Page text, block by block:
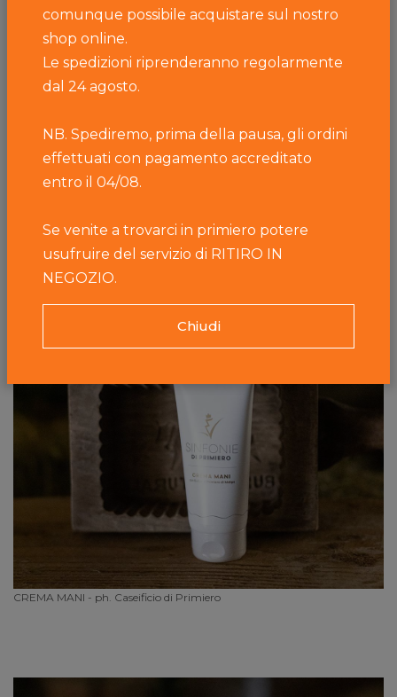
per il dopobarba
Ci sono poi: lacrema mani
di pelle, che garantisce un’efficace azione idratante;
crema corpoche rende la pelle tonica e
emolliente del Botìro, agli ingredienti idratanti e al
complesso di estratti di fiori; ilsiero dopobarba
idrata e favorisce la riparazione dei tessuti, dopo la
CREMA MANI - ph. Caseificio di Primiero
comunque possibile acquistare sul nostro
shop online.
Le spedizioni riprenderanno regolarmente
dal 24 agosto.
NB. Spediremo, prima della pausa, gli ordini
effettuati con pagamento accreditato
entro il 04/08.
Se venite a trovarci in primiero potere
usufruire del servizio di RITIRO IN
NEGOZIO.
Chiudi